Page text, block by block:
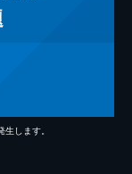
します。